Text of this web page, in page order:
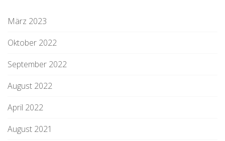
März 2023
Oktober 2022
September 2022
August 2022
April 2022
August 2021